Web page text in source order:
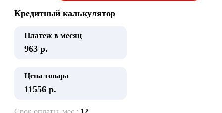
Кредитный калькулятор
Платеж в месяц
963 р.
Цена товара
11556 р.
Срок оплаты, мес.: 12